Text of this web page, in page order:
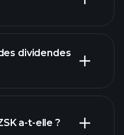
rapports
dividendes
à fort
a-t-elle ?